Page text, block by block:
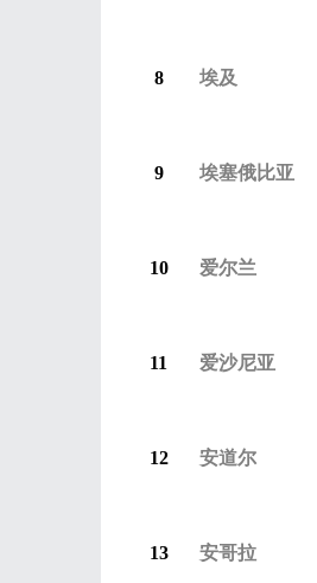
8 埃及
9 埃塞俄比亚
10 爱尔兰
11 爱沙尼亚
12 安道尔
13 安哥拉